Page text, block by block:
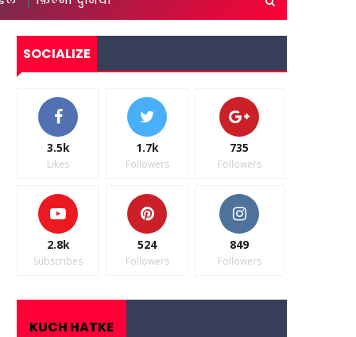
SOCIALIZE
3.5k
Likes
1.7k
Followers
735
Followers
2.8k
Subscribes
524
Followers
849
Followers
KUCH HATKE